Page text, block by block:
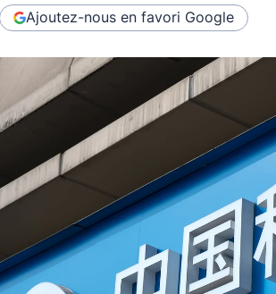
Ajoutez-nous en favori Google